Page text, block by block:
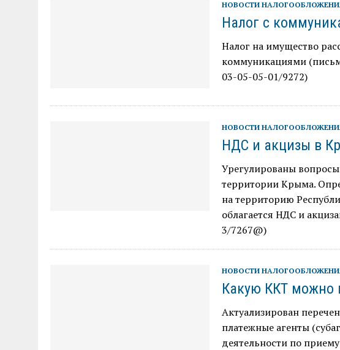
НОВОСТИ
Налог с
Налог на имущество
коммуникациями
03-05-05-01/9272)
НОВОСТИ
НДС и акцизы в
Урегулированы
территории Крыма.
на территорию
облагается НДС и
3/7267@)
НОВОСТИ
Какую ККТ можно
Актуализирован
платежные агенты
деятельности по